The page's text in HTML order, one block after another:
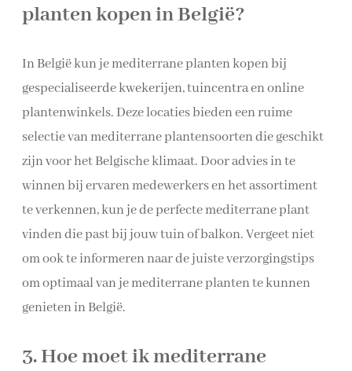
planten kopen in België?
In België kun je mediterrane planten kopen bij
gespecialiseerde kwekerijen, tuincentra en online
plantenwinkels. Deze locaties bieden een ruime
selectie van mediterrane plantensoorten die geschikt
zijn voor het Belgische klimaat. Door advies in te
winnen bij ervaren medewerkers en het assortiment
te verkennen, kun je de perfecte mediterrane plant
vinden die past bij jouw tuin of balkon. Vergeet niet
om ook te informeren naar de juiste verzorgingstips
om optimaal van je mediterrane planten te kunnen
genieten in België.
3. Hoe moet ik mediterrane